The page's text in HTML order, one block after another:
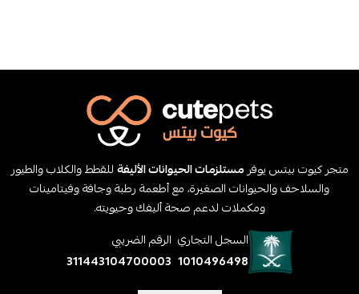
متجر كيوت بيتس يوفر مستلزمات الحيوانات الأليفةللقطط والكلاب والطيور
والسلاحف والحيوانات الصغيرة، مع أطعمة رطبة وجافة وفيتامينات
ومكملات لدعم صحة أليفك وحيويته.
السجل التجاري
1010496498
الرقم الضريبي
311443104700003